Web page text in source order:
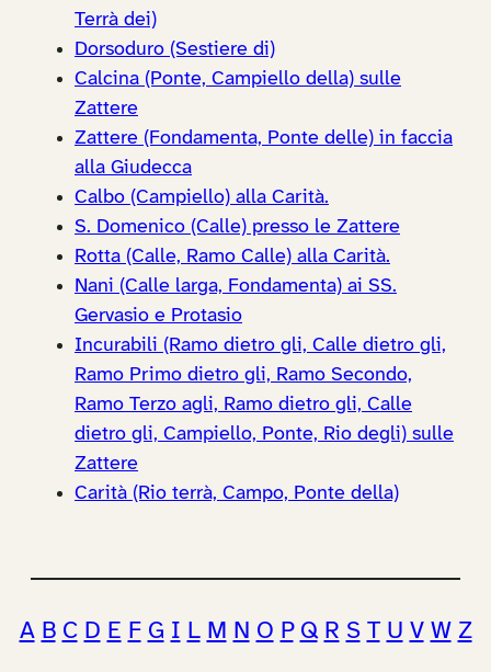
Terrà dei)
Dorsoduro (Sestiere di)
Calcina (Ponte, Campiello della) sulle
Zattere
Zattere (Fondamenta, Ponte delle) in faccia
alla Giudecca
Calbo (Campiello) alla Carità.
S. Domenico (Calle) presso le Zattere
Rotta (Calle, Ramo Calle) alla Carità.
Nani (Calle larga, Fondamenta) ai SS.
Gervasio e Protasio
Incurabili (Ramo dietro gli, Calle dietro gli,
Ramo Primo dietro gli, Ramo Secondo,
Ramo Terzo agli, Ramo dietro gli, Calle
dietro gli, Campiello, Ponte, Rio degli) sulle
Zattere
Carità (Rio terrà, Campo, Ponte della)
A B C D E F G I L M N O P Q R S T U V W Z